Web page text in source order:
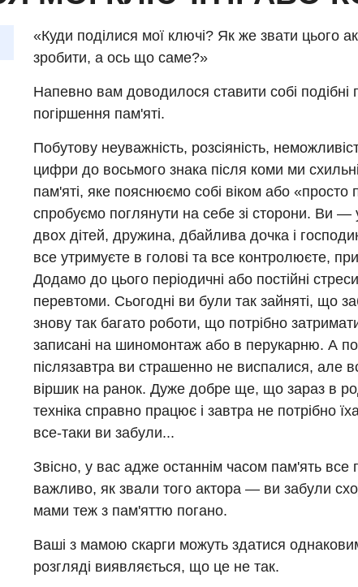
«Куди поділися мої ключі? Як же звати цього
зробити, а ось що саме?»
Напевно вам доводилося ставити собі подібні
погіршення пам'яті.
Побутову неуважність, розсіяність,
цифри до восьмого знака після коми ми
пам'яті, яке пояснюємо собі віком або
спробуємо поглянути на себе зі сторони. Ви
двох дітей, дружина, дбайлива дочка і
все утримуєте в голові та все контролюєте,
Додамо до цього періодичні або постійні
перевтоми. Сьогодні ви були так зайняті, що
знову так багато роботи, що потрібно
записані на шиномонтаж або в перукарню. А
післязавтра ви страшенно не виспалися, але
віршик на ранок. Дуже добре ще, що зараз в
техніка справно працює і завтра не потрібно
все-таки ви забули...
Звісно, у вас адже останнім часом пам'ять все
важливо, як звали того актора — ви забули
мами теж з пам'яттю погано.
Ваші з мамою скарги можуть здатися
розгляді виявляється, що це не так.